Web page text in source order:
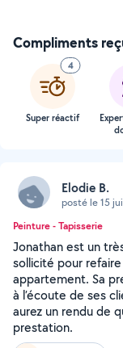
Compliments
4
Super réactif
Elodie B.
posté le 15
Peinture - Tapisserie
Jonathan est un
sollicité pour
appartement. Sa
à l’écoute de ses
aurez un rendu de
prestation.